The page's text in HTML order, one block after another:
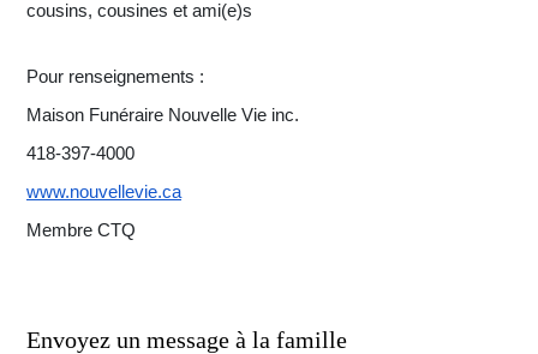
cousins, cousines et ami(e)s
Pour renseignements :
Maison Funéraire Nouvelle Vie inc.
418-397-4000
www.nouvellevie.ca
Membre CTQ
Envoyez un message à la famille